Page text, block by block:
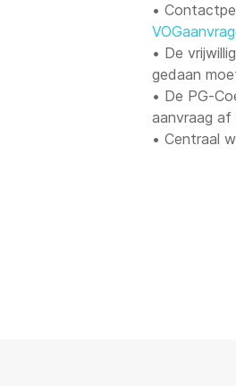
•
• De
gedaan
• De PG-
aanvraag
• Centraal